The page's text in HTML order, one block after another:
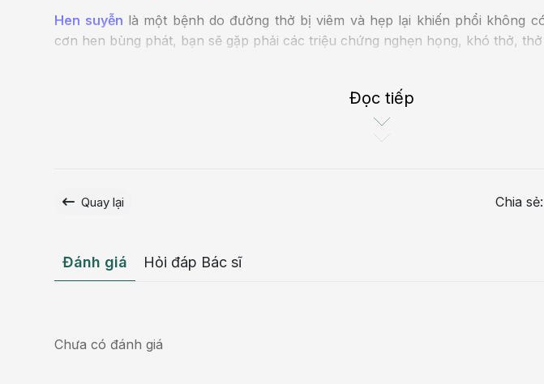
Hen suyễn là một bệnh do đường thở bị viêm và hẹp lại khiến phổi không
cơn hen bùng phát, bạn sẽ gặp phải các triệu chứng nghẹn họng, khó thở,
Cổ họng có cảm giác nghẹt thở có thể do lo lắng và căng thẳng quá mức.
Đọc tiếp
Quay lại Chia sẻ:
Đánh giá Hỏi đáp Bác sĩ
Chưa có đánh giá